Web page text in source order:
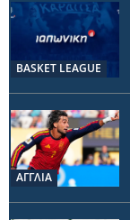
BASKET LEAGUE
ΑΓΓΛΙΑ